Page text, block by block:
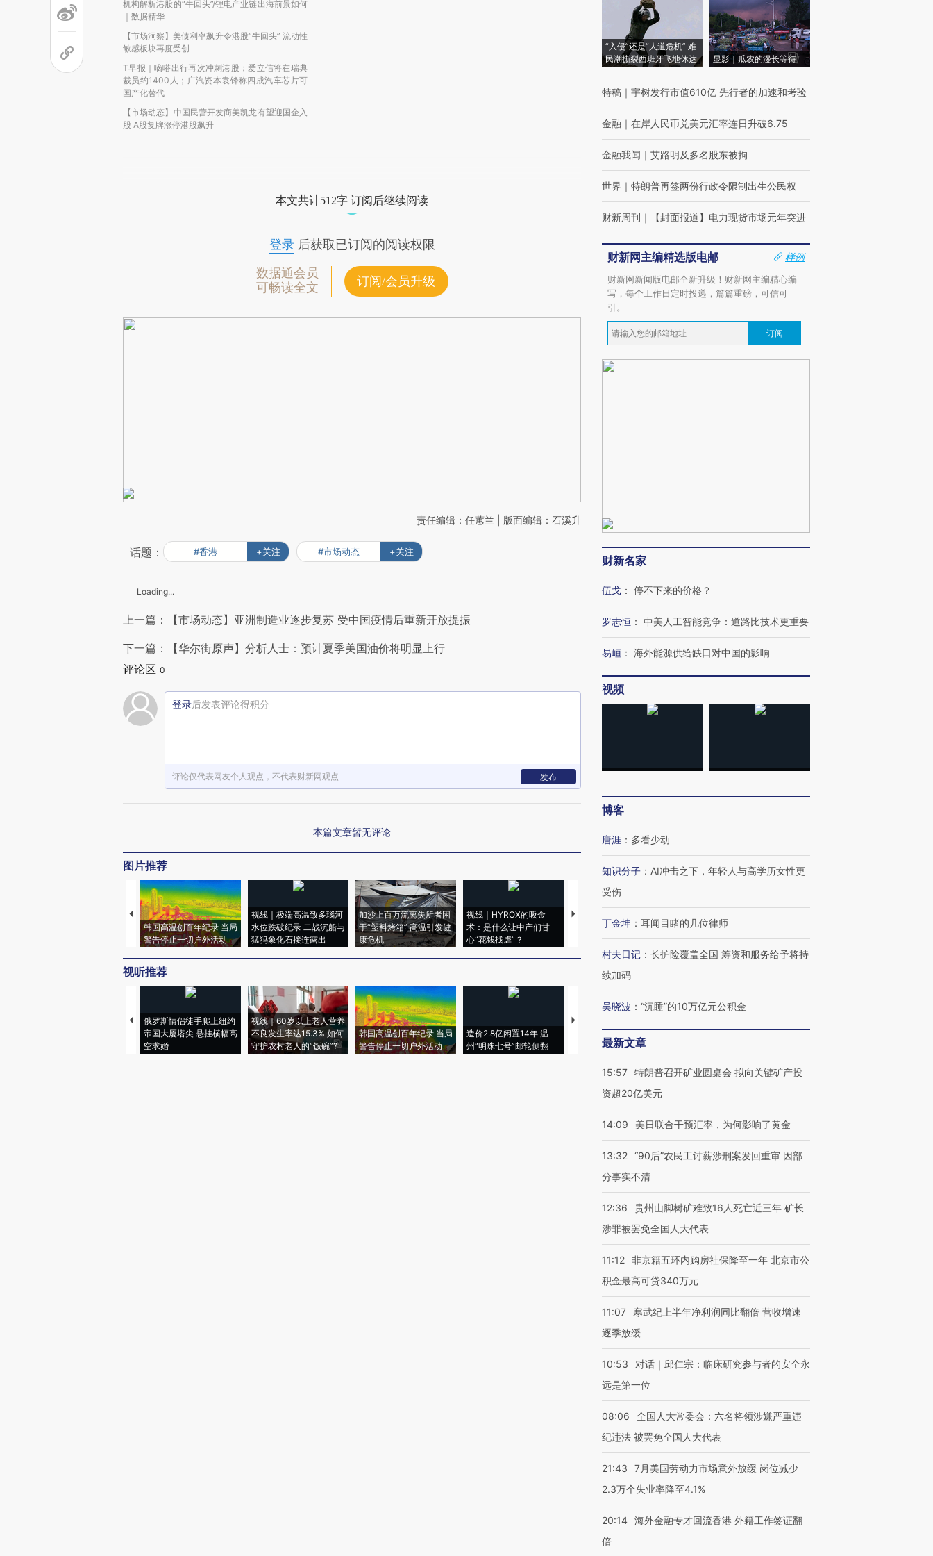
机构解析港股的“牛回头”/锂电产业链出海前景如何
｜数据精华
【市场洞察】美债利率飙升令港股“牛回头” 流动性
敏感板块再度受创
T早报｜嘀嗒出行再次冲刺港股；爱立信将在瑞典
裁员约1400人；广汽资本袁锋称四成汽车芯片可
国产化替代
【市场动态】中国民营开发商美凯龙有望迎国企入
股 A股复牌涨停港股飙升
本文共计512字 订阅后继续阅读
登录后获取已订阅的阅读权限
数据通会员
可畅读全文
订阅/会员升级
责任编辑：任蕙兰 | 版面编辑：石溪升
话题： #香港 +关注 #市场动态 +关注
Loading...
上一篇：【市场动态】亚洲制造业逐步复苏 受中国疫情后重新开放提振
下一篇：【华尔街原声】分析人士：预计夏季美国油价将明显上行
评论区 0
登录后发表评论得积分
评论仅代表网友个人观点，不代表财新网观点 发布
本篇文章暂无评论
图片推荐
韩国高温创百年纪录 当局
警告停止一切户外活动
视线｜极端高温致多瑙河
水位跌破纪录 二战沉船与
猛犸象化石接连露出
加沙上百万流离失所者困
于“塑料烤箱” 高温引发健
康危机
视线｜HYROX的吸金
术：是什么让中产们甘
心“花钱找虐”？
马航飞行员跨国走私7万
粒摇头丸 尿检体内含3种
度Z世代 用街头抗争将教
育部长拱下台
飞地休达
视听推荐
俄罗斯情侣徒手爬上纽约
帝国大厦塔尖 悬挂横幅高
空求婚
视线｜60岁以上老人营养
不良发生率达15.3% 如何
守护农村老人的“饭碗”?
韩国高温创百年纪录 当局
警告停止一切户外活动
造价2.8亿闲置14年 温
州“明珠七号”邮轮侧翻
特朗普出席葬礼疑似打瞌
睡引争议 白宫怒斥批评
者“堕落的白痴”
38岁梅西上演帽子戏法
水位跌破纪录 二战沉船与
“入侵”还是“人道危机” 难
民潮撕裂西班牙飞地休达
显影｜瓜农的漫长等待
特稿 ｜ 宇树发行市值610亿 先行者的加速和考验
金融 ｜ 在岸人民币兑美元汇率连日升破6.75
金融我闻 ｜ 艾路明及多名股东被拘
世界 ｜ 特朗普再签两份行政令限制出生公民权
财新周刊 ｜ 【封面报道】电力现货市场元年突进
财新网主编精选版电邮
样例
财新网新闻版电邮全新升级！财新网主编精心编
写，每个工作日定时投递，篇篇重磅，可信可
引。
订阅
财新名家
伍戈 ： 停不下来的价格？
罗志恒 ： 中美人工智能竞争：道路比技术更重要
易峘 ： 海外能源供给缺口对中国的影响
视频
博客
唐涯 ： 多看少动
知识分子 ： AI冲击之下，年轻人与高学历女性更
受伤
丁金坤 ： 耳闻目睹的几位律师
村夫日记 ： 长护险覆盖全国 筹资和服务给予将持
续加码
吴晓波 ： “沉睡”的10万亿元公积金
最新文章
15:57 特朗普召开矿业圆桌会 拟向关键矿产投
资超20亿美元
14:09 美日联合干预汇率，为何影响了黄金
13:32 “90后”农民工讨薪涉刑案发回重审 因部
分事实不清
12:36
贵州山脚树矿难致16人死亡近三年 矿长
涉罪被罢免全国人大代表
11:12 非京籍五环内购房社保降至一年 北京市公
积金最高可贷340万元
11:07
寒武纪上半年净利润同比翻倍 营收增速
逐季放缓
10:53
对话｜邱仁宗：临床研究参与者的安全永
远是第一位
08:06
全国人大常委会：六名将领涉嫌严重违
纪违法 被罢免全国人大代表
21:43
7月美国劳动力市场意外放缓 岗位减少
2.3万个失业率降至4.1%
20:14 海外金融专才回流香港 外籍工作签证翻
倍